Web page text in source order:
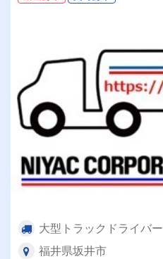
大型トラックドライバー
福井県坂井市